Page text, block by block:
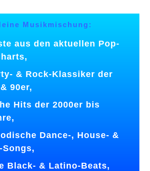
Musikmischung:
aus den aktuellen Pop-
& Rock-Klassiker der
90er,
Hits der 2000er bis
Dance-, House- &
Black- & Latino-Beats,